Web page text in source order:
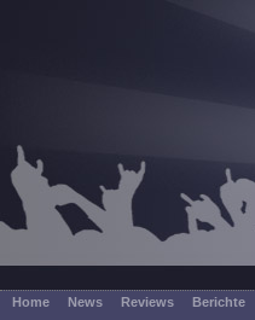
Home News Reviews Berichte